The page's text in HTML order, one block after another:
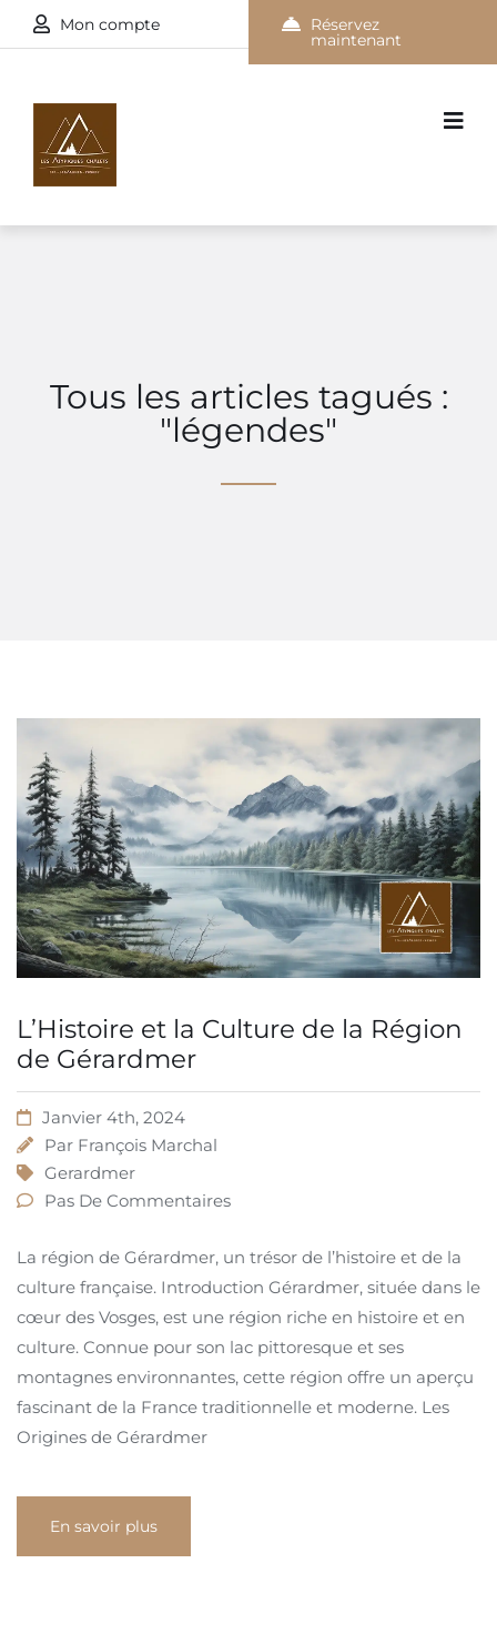
Mon compte Réservez
maintenant
Tous les articles tagués :
"légendes"
L’Histoire et la Culture de la Région
de Gérardmer
Janvier 4th, 2024
Par François Marchal
Gerardmer
Pas De Commentaires
La région de Gérardmer, un trésor de l’histoire et de la
culture française. Introduction Gérardmer, située dans le
cœur des Vosges, est une région riche en histoire et en
culture. Connue pour son lac pittoresque et ses
montagnes environnantes, cette région offre un aperçu
fascinant de la France traditionnelle et moderne. Les
Origines de Gérardmer
En savoir plus